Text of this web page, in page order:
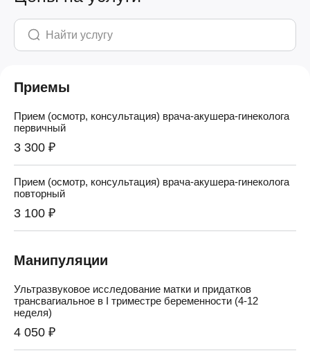
Приемы
Прием (осмотр, консультация) врача-акушера-гинеколога
первичный
3 300 ₽
Прием (осмотр, консультация) врача-акушера-гинеколога
повторный
3 100 ₽
Манипуляции
Ультразвуковое исследование матки и придатков
трансвагиальное в I триместре беременности (4-12
неделя)
4 050 ₽